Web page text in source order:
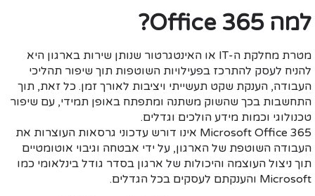
למה Office 365
?
מטרת מחלקת ה-IT או האינטגרטור שנותן שירות בארגון היא
להניח לעסק להתרכז בפעילויות השוטפות תוך שיפור תהליכי
העבודה, הענקת שקט תעשייתי ויציבות לאורך זמן. כל זאת, תוך
התחשבות בכך שהשוק משתנה ומתפתח באופן תמידי, עם שיפור
טכנולוגי וכמות מידע הולכים וגדלים.
Microsoft Office 365 אינו דורש עדכוני גרסאות העוצרות את
העבודה השוטפת של הארגון, על ידי אבטחה וגיבוי אוטומטיים
תוך ניצול העוצמה והיכולות של ארגון בסדר גודל בינלאומי כמו
Microsoft והענקתם לעסקים בכל הגדלים.